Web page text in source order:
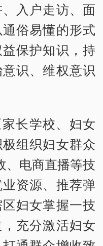
入户走访、面
俗易懂的形式
保护知识，持
识、维权意识
长学校、妇女
组织妇女群众
、电商直播等技
资源、推荐弹
妇女掌握一技
充分激活妇女